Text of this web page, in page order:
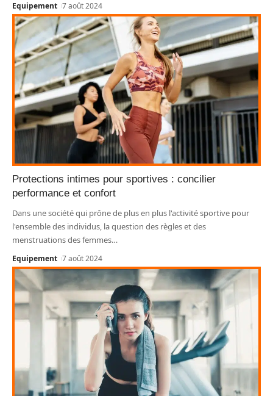
Equipement 7 août 2024
Protections intimes pour sportives : concilier
performance et confort
Dans une société qui prône de plus en plus l'activité sportive pour
l'ensemble des individus, la question des règles et des
menstruations des femmes…
Equipement 7 août 2024